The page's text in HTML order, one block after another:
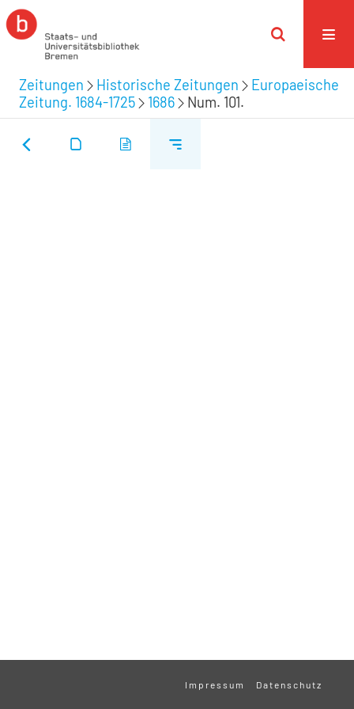
Zeitungen Historische Zeitungen
Europaeische
Zeitung. 1684-1725
1686 Num. 101.
Impressum Datenschutz